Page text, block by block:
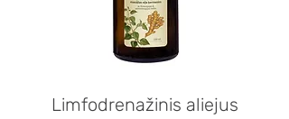
Limfodrenažinis aliejus